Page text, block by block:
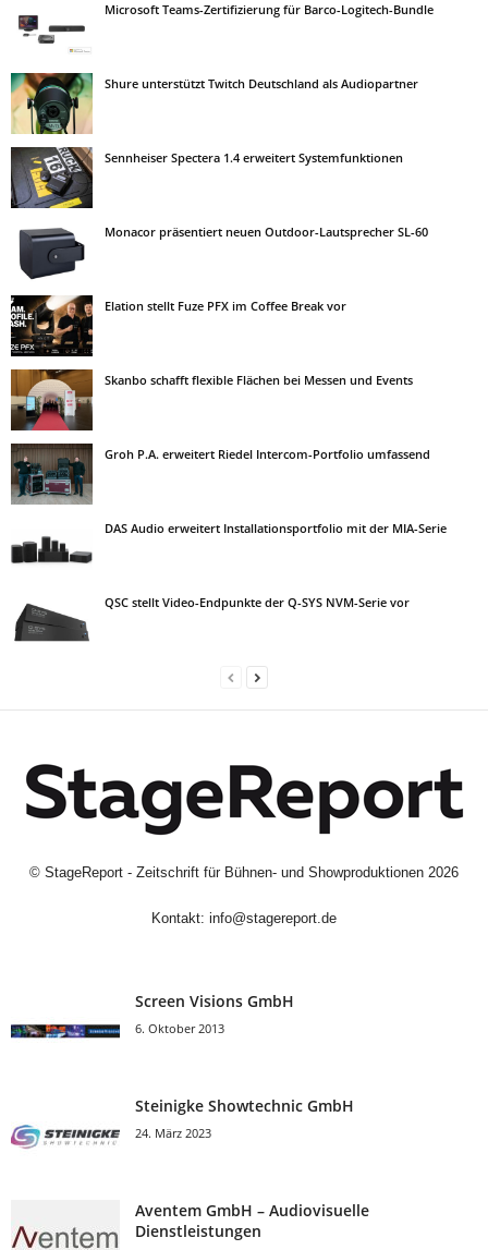
Microsoft Teams-Zertifizierung für Barco-Logitech-Bundle
Shure unterstützt Twitch Deutschland als Audiopartner
Sennheiser Spectera 1.4 erweitert Systemfunktionen
Monacor präsentiert neuen Outdoor-Lautsprecher SL-60
Elation stellt Fuze PFX im Coffee Break vor
Skanbo schafft flexible Flächen bei Messen und Events
Groh P.A. erweitert Riedel Intercom-Portfolio umfassend
DAS Audio erweitert Installationsportfolio mit der MIA-Serie
QSC stellt Video-Endpunkte der Q-SYS NVM-Serie vor
© StageReport - Zeitschrift für Bühnen- und Showproduktionen 2026
Kontakt: info@stagereport.de
Screen Visions GmbH
6. Oktober 2013
Steinigke Showtechnic GmbH
24. März 2023
Aventem GmbH – Audiovisuelle
Dienstleistungen